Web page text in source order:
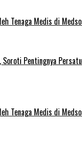
Tenaga Medis di
Pentingnya
Tenaga Medis di